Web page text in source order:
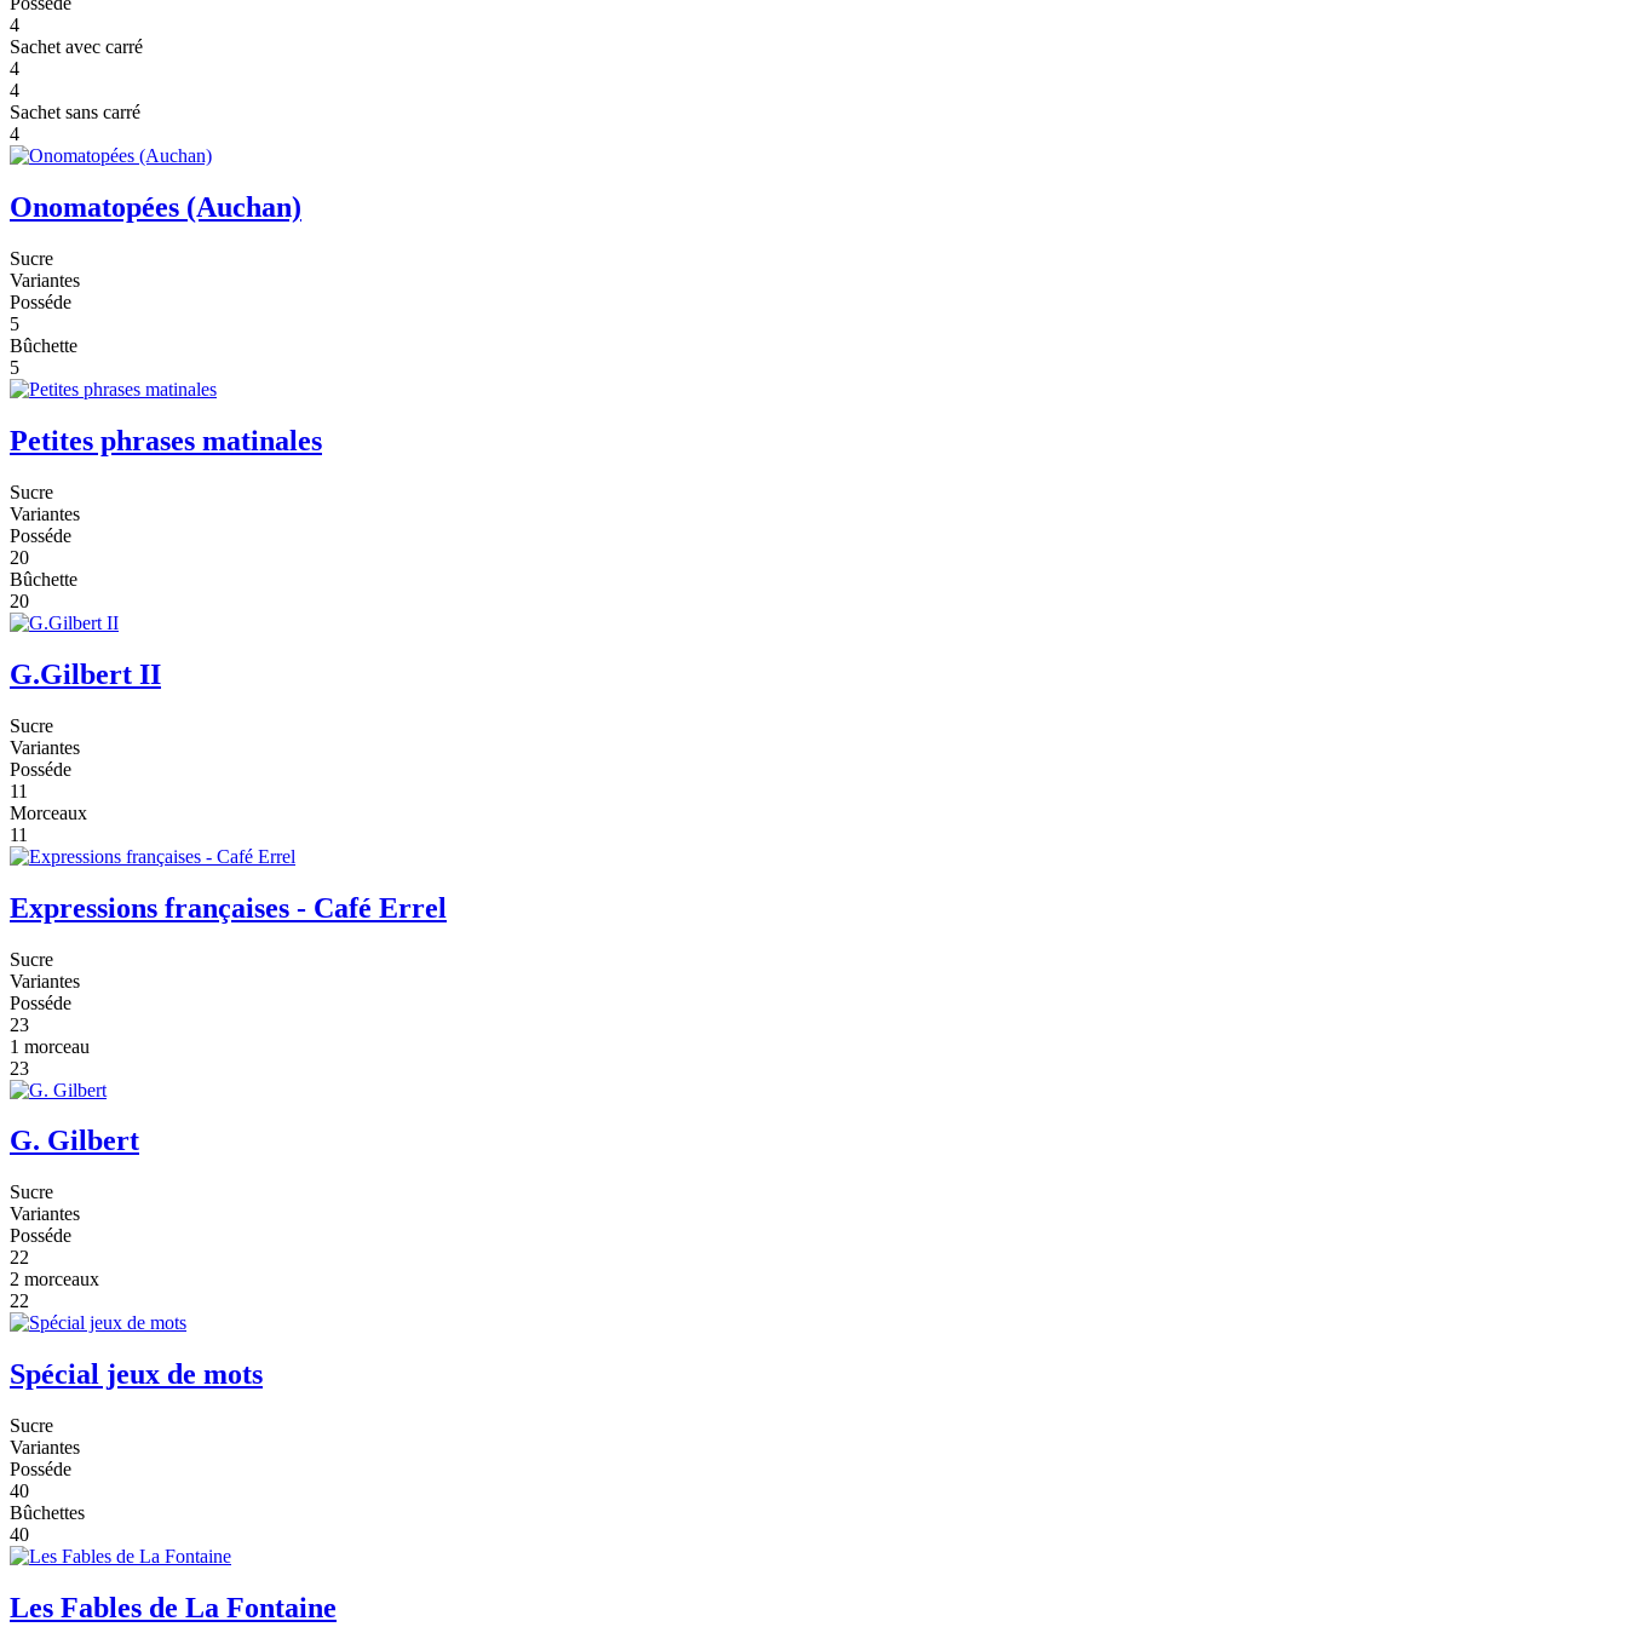
4
Sachet avec carré
4
4
Sachet sans carré
4
Onomatopées (Auchan)
Sucre
Variantes
Posséde
5
Bûchette
5
Petites phrases matinales
Sucre
Variantes
Posséde
20
Bûchette
20
G.Gilbert II
Sucre
Variantes
Posséde
11
Morceaux
11
Expressions françaises - Café Errel
Sucre
Variantes
Posséde
23
1 morceau
23
G. Gilbert
Sucre
Variantes
Posséde
22
2 morceaux
22
Spécial jeux de mots
Sucre
Variantes
Posséde
40
Bûchettes
40
Les Fables de La Fontaine